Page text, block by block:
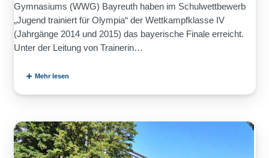
Gymnasiums (WWG) Bayreuth haben im Schulwettbewerb
„Jugend trainiert für Olympia“ der Wettkampfklasse IV
(Jahrgänge 2014 und 2015) das bayerische Finale erreicht.
Unter der Leitung von Trainerin…
Mehr lesen